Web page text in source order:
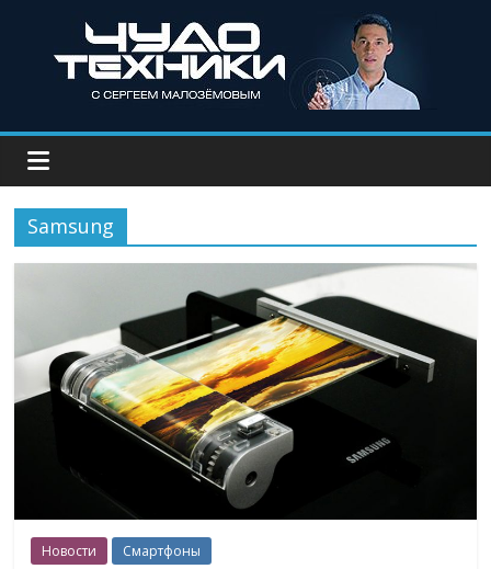
Samsung
Новости Смартфоны